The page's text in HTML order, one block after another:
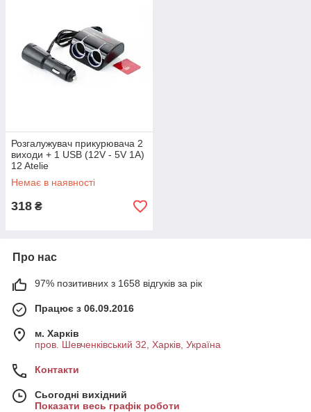
Розгалужувач прикурювача 2
виходи + 1 USB (12V - 5V 1A)
12 Atelie
Немає в наявності
318 ₴
Про нас
97% позитивних з 1658 відгуків за рік
Працює з 06.09.2016
м. Харків
пров. Шевченківський 32, Харків, Україна
Контакти
Сьогодні вихідний
Показати весь графік роботи